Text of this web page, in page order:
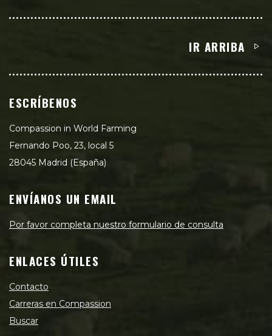
IR ARRIBA
ESCRÍBENOS
Compassion in World Farming
Fernando Poo, 23, local 5
28045 Madrid (España)
ENVÍANOS UN EMAIL
Por favor completa nuestro formulario de consulta
ENLACES ÚTILES
Contacto
Carreras en Compassion
Buscar